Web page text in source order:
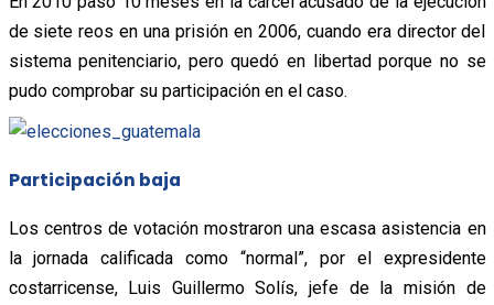
de siete reos en una prisión en 2006, cuando era director del
sistema penitenciario, pero quedó en libertad porque no se
pudo comprobar su participación en el caso.
Participación baja
Los centros de votación mostraron una escasa asistencia en
la jornada calificada como “normal”, por el expresidente
costarricense, Luis Guillermo Solís, jefe de la misión de